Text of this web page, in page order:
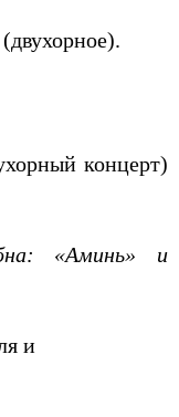
концерт)
«Аминь» и
и